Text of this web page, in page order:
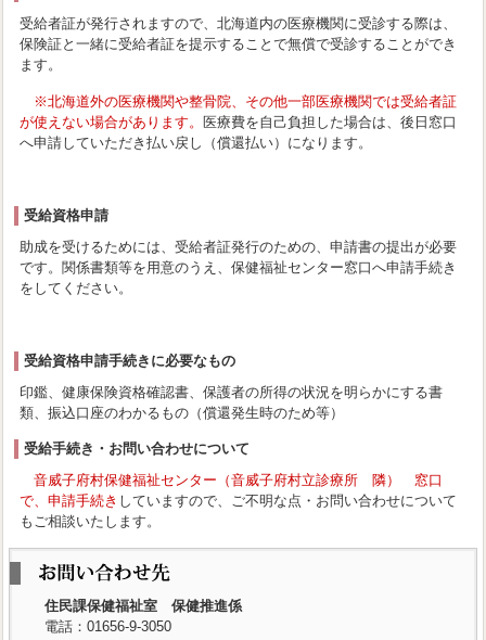
受給者証が発行されますので、北海道内の医療機関に受診する際は、
保険証と一緒に受給者証を提示することで無償で受診することができ
ます。
※北海道外の医療機関や整骨院、その他一部医療機関では受給者証
が使えない場合があります。 医療費を自己負担した場合は、後日窓口
へ申請していただき払い戻し（償還払い）になります。
受給資格申請
助成を受けるためには、受給者証発行のための、申請書の提出が必要
です。関係書類等を用意のうえ、保健福祉センター窓口へ申請手続き
をしてください。
受給資格申請手続きに必要なもの
印鑑、健康保険資格確認書、保護者の所得の状況を明らかにする書
類、振込口座のわかるもの（償還発生時のため等）
受給手続き・お問い合わせについて
音威子府村保健福祉センター（音威子府村立診療所 隣） 窓口
で、申請手続き していますので、ご不明な点・お問い合わせについて
もご相談いたします。
住民課保健福祉室 保健推進係
電話：01656-9-3050